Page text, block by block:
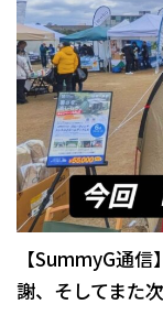
【SummyG通
謝、そしてまた